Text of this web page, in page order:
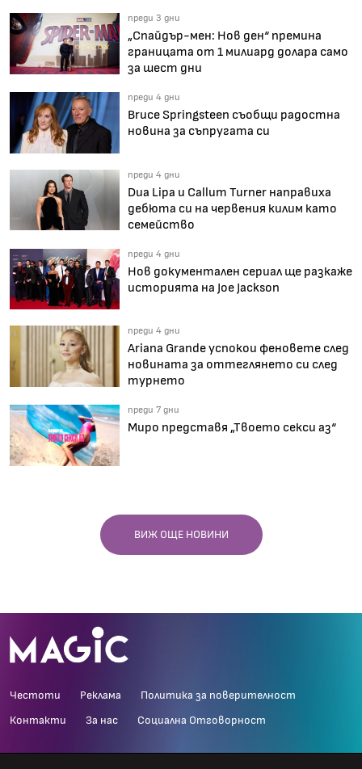
преди 3 дни
„Спайдър-мен: Нов ден“ премина
границата от 1 милиард долара само
за шест дни
преди 4 дни
Bruce Springsteen съобщи радостна
новина за съпругата си
преди 4 дни
Dua Lipa и Callum Turner направиха
дебюта си на червения килим като
семейство
преди 4 дни
Нов документален сериал ще разкаже
историята на Joe Jackson
преди 4 дни
Ariana Grande успокои феновете след
новината за оттеглянето си след
турнето
преди 7 дни
Миро представя „Твоето секси аз“
ВИЖ ОЩЕ НОВИНИ
Честоти Реклама Политика за поверителност
Контакти За нас Социална Отговорност